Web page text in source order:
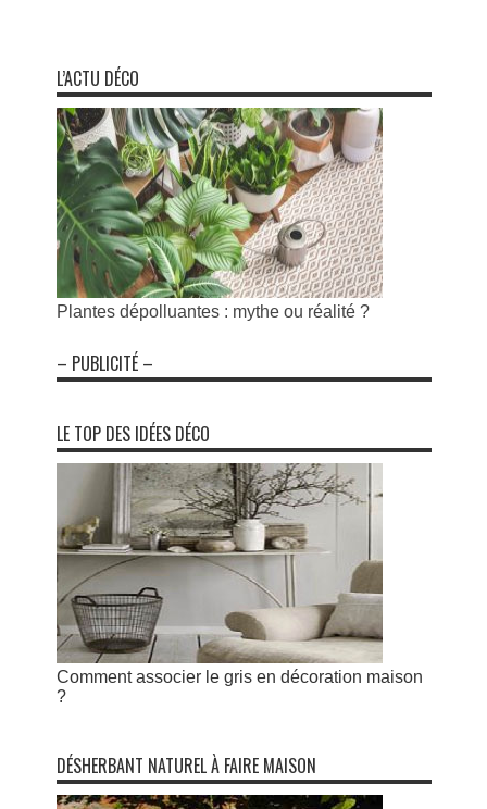
L’ACTU DÉCO
Plantes dépolluantes : mythe ou réalité ?
– PUBLICITÉ –
LE TOP DES IDÉES DÉCO
Comment associer le gris en décoration maison
?
DÉSHERBANT NATUREL À FAIRE MAISON